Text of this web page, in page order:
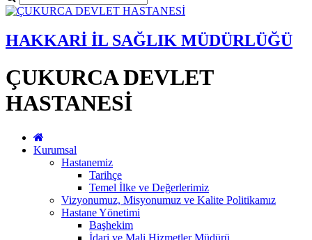
HAKKARİ İL SAĞLIK MÜDÜRLÜĞÜ
ÇUKURCA DEVLET
HASTANESİ
Kurumsal
Hastanemiz
Tarihçe
Temel İlke ve Değerlerimiz
Vizyonumuz, Misyonumuz ve Kalite Politikamız
Hastane Yönetimi
Başhekim
İdari ve Mali Hizmetler Müdürü